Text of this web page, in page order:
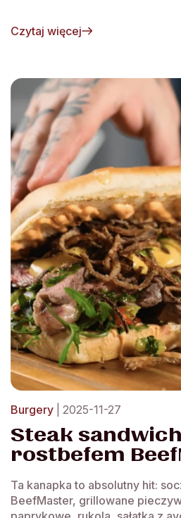
Czytaj więcej
Burgery | 2025-11-27
Steak
rostbefem
Ta kanapka to absolutny hit:
BeefMaster, grillowane